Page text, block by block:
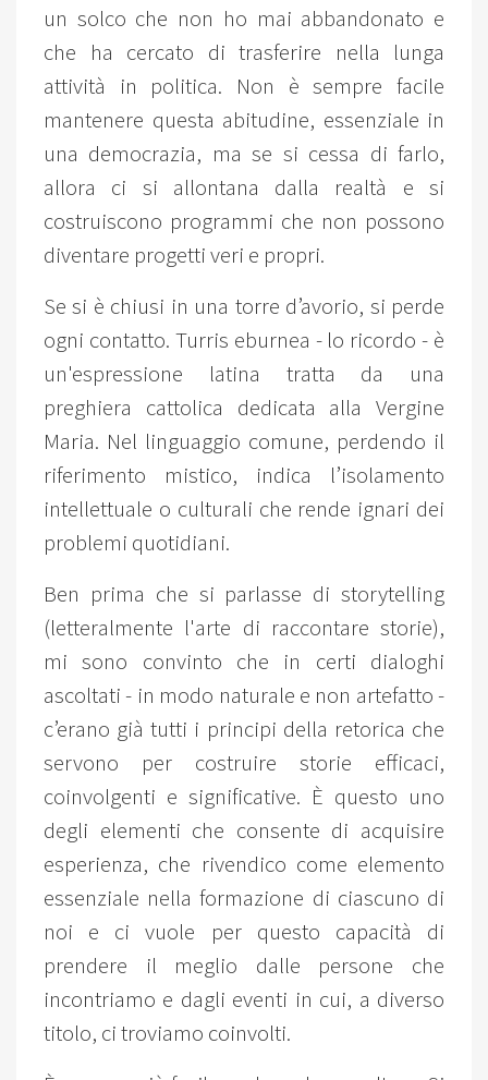
un solco che non ho mai abbandonato e
che ha cercato di trasferire nella lunga
attività in politica. Non è sempre facile
mantenere questa abitudine, essenziale in
una democrazia, ma se si cessa di farlo,
allora ci si allontana dalla realtà e si
costruiscono programmi che non possono
diventare progetti veri e propri.
Se si è chiusi in una torre d’avorio, si perde
ogni contatto. Turris eburnea - lo ricordo - è
un'espressione latina tratta da una
preghiera cattolica dedicata alla Vergine
Maria. Nel linguaggio comune, perdendo il
riferimento mistico, indica l’isolamento
intellettuale o culturali che rende ignari dei
problemi quotidiani.
Ben prima che si parlasse di storytelling
(letteralmente l'arte di raccontare storie),
mi sono convinto che in certi dialoghi
ascoltati - in modo naturale e non artefatto -
c’erano già tutti i principi della retorica che
servono per costruire storie efficaci,
coinvolgenti e significative. È questo uno
degli elementi che consente di acquisire
esperienza, che rivendico come elemento
essenziale nella formazione di ciascuno di
noi e ci vuole per questo capacità di
prendere il meglio dalle persone che
incontriamo e dagli eventi in cui, a diverso
titolo, ci troviamo coinvolti.